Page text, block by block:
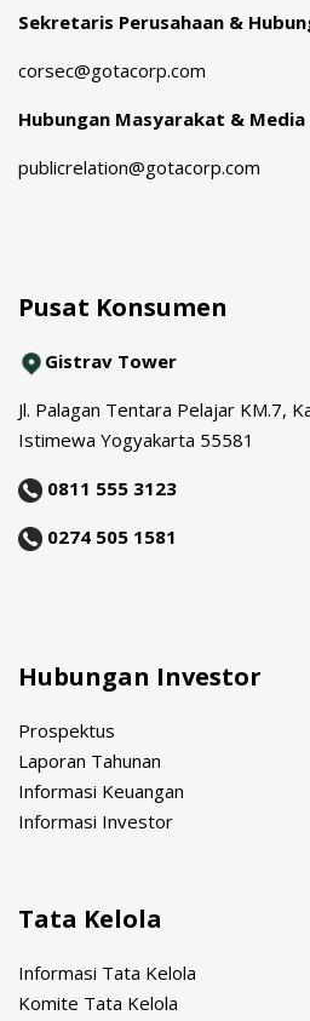
Sekretaris Perusahaan &
corsec@gotacorp.com
Hubungan Masyarakat & Media
publicrelation@gotacorp.com
Pusat Konsumen
Gistrav Tower
Jl. Palagan Tentara Pelajar KM.7,
Istimewa Yogyakarta 55581
0811 555 3123
0274 505 1581
Hubungan Investor
Prospektus
Laporan Tahunan
Informasi Keuangan
Informasi Investor
Tata Kelola
Informasi Tata Kelola
Komite Tata Kelola